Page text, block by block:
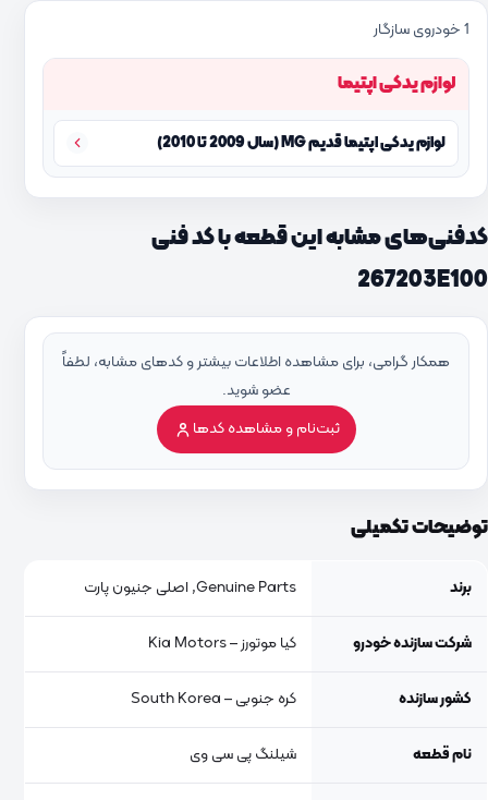
1 خودروی سازگار
لوازم یدکی اپتیما
لوازم یدکی اپتیما قدیم MG (سال 2009 تا 2010)
کدفنی‌های مشابه این قطعه با کد فنی
267203E100
همکار گرامی، برای مشاهده اطلاعات بیشتر و کدهای مشابه، لطفاً
عضو شوید.
ثبت‌نام و مشاهده کدها
توضیحات تکمیلی
برند Genuine Parts, اصلی جنیون پارت
شرکت سازنده خودرو کیا موتورز – Kia Motors
کشور سازنده کره جنوبی – South Korea
نام قطعه شیلنگ پی سی وی